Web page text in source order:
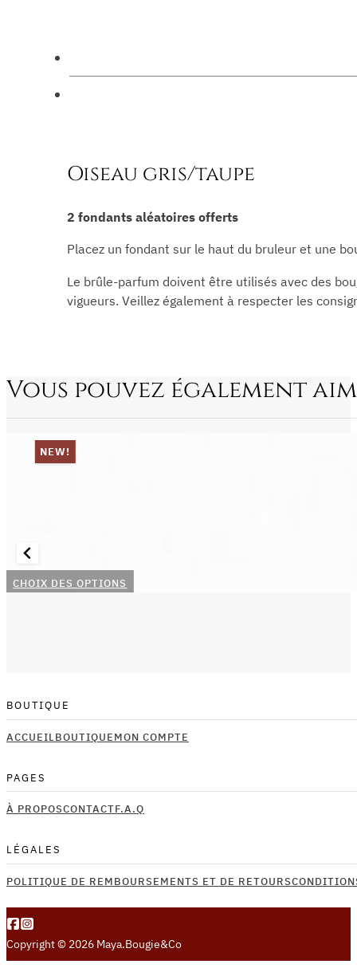
Oiseau gris/taupe
2 fondants aléatoires offerts
Placez un fondant sur le haut du bruleur et une
Le brûle-parfum doivent être utilisés avec des
vigueurs. Veillez également à respecter les
Vous pouvez également
NEW!
CHOIX DES OPTIONS
peuvent
être
la
page
BOUTIQUE
ACCUEIL BOUTIQUEMON COMPTE
PAGES
À PROPOSCONTACTF.A.Q
LÉGALES
POLITIQUE DE REMBOURSEMENTS ET DE RETOURS
Copyright © 2026 Maya.Bougie&Co